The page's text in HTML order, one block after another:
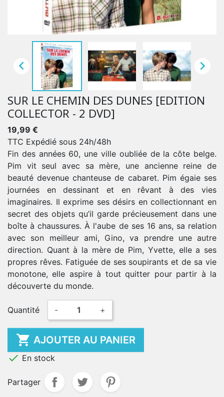
 
SUR LE CHEMIN DES DUNES [EDITION
COLLECTOR - 2 DVD]
19,99 €
TTC Expédié sous 24h/48h
Fin des années 60, une ville oubliée de la côte belge.
Pim vit seul avec sa mère, une ancienne reine de
beauté devenue chanteuse de cabaret. Pim égaie ses
journées en dessinant et en rêvant à des vies
imaginaires. Il exprime ses désirs en collectionnant en
secret des objets qu’il garde précieusement dans une
boîte à chaussures. À l'aube de ses 16 ans, sa relation
avec son meilleur ami, Gino, va prendre une autre
direction. Quant à la mère de Pim, Yvette, elle a ses
propres rêves. Fatiguée de ses soupirants et de sa vie
monotone, elle aspire à tout quitter pour partir à la
découverte du monde.
Quantité - +
 AJOUTER AU PANIER
 En stock
Partager